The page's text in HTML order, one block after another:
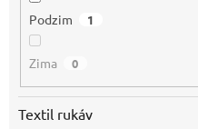
Podzim 1
Zima 0
Textil rukáv